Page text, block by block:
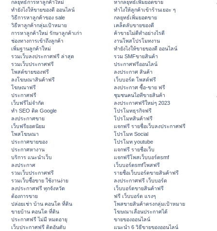
กลยุทธ์การหาลูกค้าใหม่
ทํายังไงให้ขายของดี ออนไลน์
วิธีการหาลูกค้าของ sale
วิธีหาลูกค้ากลุ่มเป้าหมาย
การหาลูกค้าใหม่ รักษาลูกค้าเก่า
ช่องทางการเข้าถึงลูกค้า
เพิ่มฐานลูกค้าใหม่
รวมเว็บลงประกาศฟรี ล่าสุด
รวมเว็บประกาศฟรี
โพสต์ขายของฟรี
ลงโฆษณาสินค้าฟรี
โฆษณาฟรี
ประกาศฟรี
เว็บฟรีไม่จำกัด
ทำ SEO ติด Google
ลงประกาศขาย
เว็บฟรียอดนิยม
โพสโฆษณา
ประกาศขายของ
ประกาศหางาน
บริการ แนะนำเว็บ
ลงประกาศ
รวมเว็บประกาศฟรี
รวมเว็บซื้อขาย ใช้งานง่าย
ลงประกาศฟรี ทุกจังหวัด
ต้องการขาย
ปล่อยเช่า บ้าน คอนโด ที่ดิน
ขายบ้าน คอนโด ที่ดิน
ประกาศฟรี ไม่มี หมดอายุ
เว็บประกาศฟรี ติดอันดับ
หากลยุทธ์เพิ่มยอดขาย
ทําไงให้ลูกค้าเข้าร้านเยอะ ๆ
กลยุทธ์เพิ่มยอดขาย
เคล็ดลับขายของดี
ค้าขายไม่ดีทำอย่างไรดี
งานโพสโปรโมทงาน
ทํายังไงให้ขายของดี ออนไลน์
รวม SMFขายสินค้า
ประกาศฟรีออนไลน์
ลงประกาศ สินค้า
เว็บบอร์ด โพสต์ฟรี
ลงประกาศ ซื้อ-ขาย ฟรี
ชุมชนคนไอทีขายสินค้า
ลงประกาศฟรีใหม่ๆ 2023
โปรโมทธุรกิจฟรี
โปรโมทสินค้าฟรี
แจกฟรี รายชื่อเว็บลงประกาศฟรี
โปรโมท Social
โปรโมท youtube
แจกฟรี รายชื่อเว็บ
แจกฟรีโพสเว็บบอร์ดsmf
เว็บบอร์ดsmfโพสฟรี
รายชื่อเว็บบอร์ดขายสินค้าฟรี
ลงประกาศฟรี เว็บบอร์ด
เว็บบอร์ดขายสินค้าฟรี
ฟรี เว็บบอร์ด แรงๆ
โพสขายสินค้าตรงกลุ่มเป้าหมาย
โฆษณาเลื่อนประกาศได้
ขายของออนไลน์
แนะนำ 6 วิธีขายของออนไลน์